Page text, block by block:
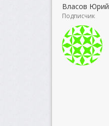
Власов Юрий
Подписчик